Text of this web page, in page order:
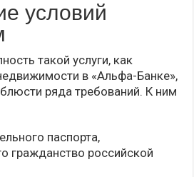
условий
такой услуги, как
в «Альфа-Банке»,
ряда требований. К ним
паспорта,
гражданство российской